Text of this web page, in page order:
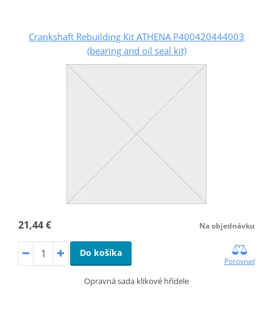
Crankshaft Rebuilding Kit ATHENA P400420444003
(bearing and oil seal kit)
21,44 € Na objednávku
Do košíka
Porovnať
Opravná sada klikové hřídele